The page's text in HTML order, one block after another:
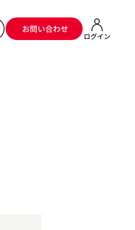
お問い合わせ
ログイン